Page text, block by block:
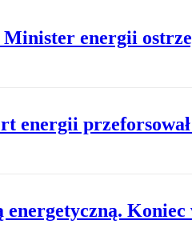
energii
energii
energetyczną.